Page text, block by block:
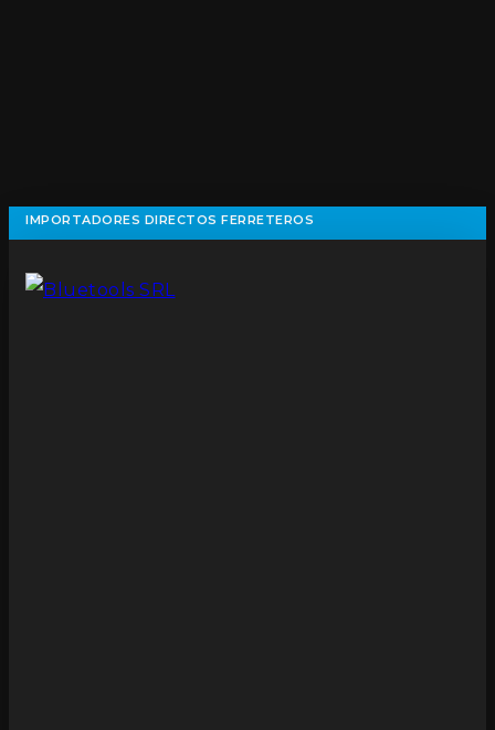
IMPORTADORES DIRECTOS FERRETEROS